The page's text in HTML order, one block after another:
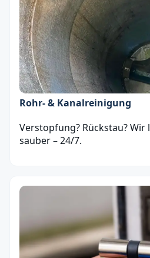
Rohr- & Kanalreinigung
Verstopfung? Rückstau? Wir
sauber – 24/7.